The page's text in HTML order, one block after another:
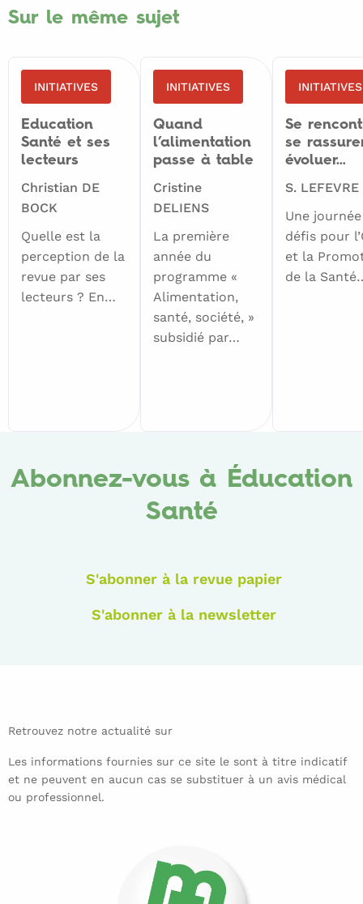
Sur le même sujet
INITIATIVES
Education
Santé et ses
lecteurs
Christian DE
BOCK
Quelle est la
perception de la
revue par ses
lecteurs ? En…
INITIATIVES
Quand
l’alimentation
passe à table
Cristine
DELIENS
La première
année du
programme «
Alimentation,
santé, société, »
subsidié par…
INITIATIVES
Se
se
évoluer…
S. LEFEVRE
Une
défis pour
et la
de la
Abonnez-vous à Éducation
Santé
S'abonner à la revue papier
S'abonner à la newsletter
Retrouvez notre actualité sur
Les informations fournies sur ce site le sont à titre indicatif
et ne peuvent en aucun cas se substituer à un avis médical
ou professionnel.